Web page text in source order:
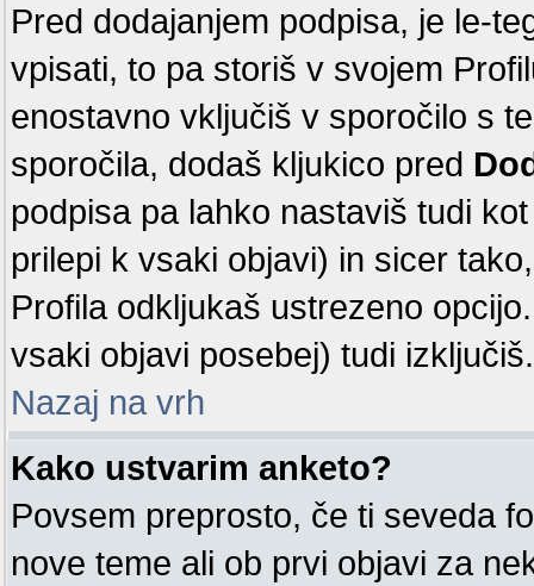
Pred dodajanjem podpisa, je le-
vpisati, to pa storiš v svojem
enostavno vključiš v sporočilo s
sporočila, dodaš kljukico pred
podpisa pa lahko nastaviš tudi
prilepi k vsaki objavi) in sicer
Profila odkljukaš ustrezeno
vsaki objavi posebej) tudi izključiš.
Nazaj na vrh
Kako ustvarim anketo?
Povsem preprosto, če ti seveda
nove teme ali ob prvi objavi za